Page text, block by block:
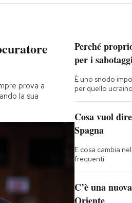
prova a
la sua
Perché
per i
È uno snodo
per quello
Cosa vuol
Spagna
E cosa cambia
frequenti
C’è una